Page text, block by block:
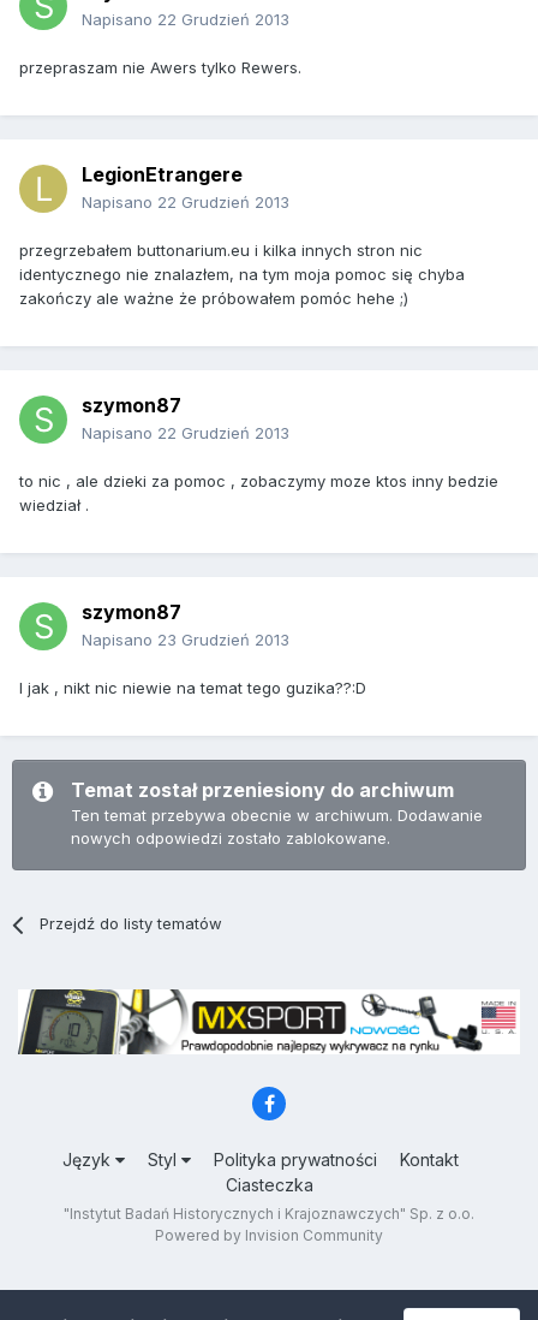
Napisano 22 Grudzień 2013
przepraszam nie Awers tylko Rewers.
LegionEtrangere
Napisano 22 Grudzień 2013
przegrzebałem buttonarium.eu i kilka innych stron nic
identycznego nie znalazłem, na tym moja pomoc się chyba
zakończy ale ważne że próbowałem pomóc hehe ;)
szymon87
Napisano 22 Grudzień 2013
to nic , ale dzieki za pomoc , zobaczymy moze ktos inny bedzie
wiedział .
szymon87
Napisano 23 Grudzień 2013
I jak , nikt nic niewie na temat tego guzika??:D
Temat został przeniesiony do archiwum
Ten temat przebywa obecnie w archiwum. Dodawanie
nowych odpowiedzi zostało zablokowane.
Przejdź do listy tematów
Język Styl Polityka prywatności
Kontakt
Ciasteczka
"Instytut Badań Historycznych i Krajoznawczych" Sp. z o.o.
Powered by Invision Community